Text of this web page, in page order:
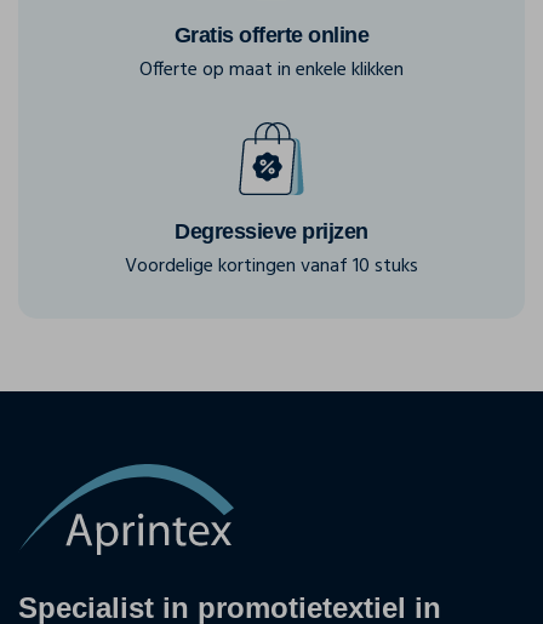
Gratis offerte online
Offerte op maat in enkele klikken
Degressieve prijzen
Voordelige kortingen vanaf 10 stuks
Specialist in promotietextiel in